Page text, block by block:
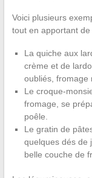
Voici plusieurs
tout en apportant de
La quiche aux
crème et de
oubliés, fromage
Le croque-
fromage, se
poêle.
Le gratin de
quelques dés de
belle couche de